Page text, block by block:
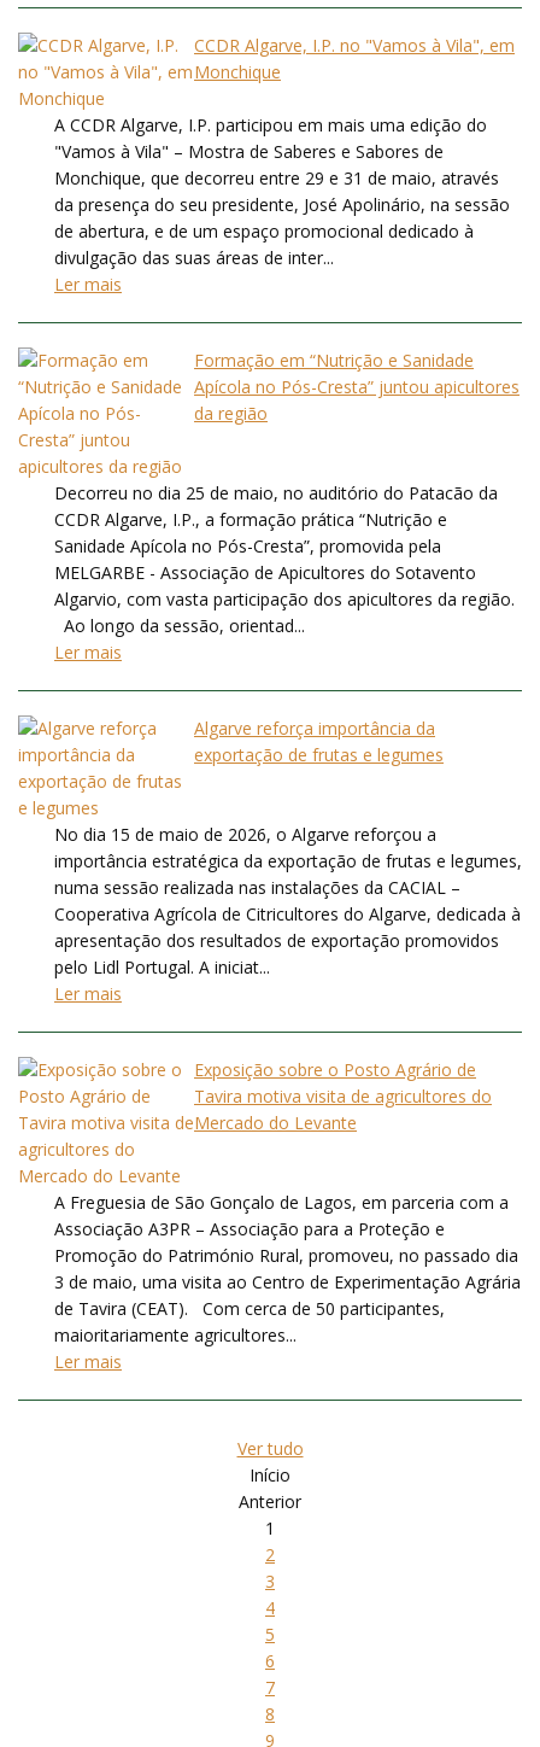
CCDR Algarve, I.P. no "Vamos à Vila", em
Monchique
A CCDR Algarve, I.P. participou em mais uma edição do
"Vamos à Vila" – Mostra de Saberes e Sabores de
Monchique, que decorreu entre 29 e 31 de maio, através
da presença do seu presidente, José Apolinário, na sessão
de abertura, e de um espaço promocional dedicado à
divulgação das suas áreas de inter...
Ler mais
Formação em “Nutrição e Sanidade
Apícola no Pós-Cresta” juntou apicultores
da região
Decorreu no dia 25 de maio, no auditório do Patacão da
CCDR Algarve, I.P., a formação prática “Nutrição e
Sanidade Apícola no Pós-Cresta”, promovida pela
MELGARBE - Associação de Apicultores do Sotavento
Algarvio, com vasta participação dos apicultores da região.
Ao longo da sessão, orientad...
Ler mais
Algarve reforça importância da
exportação de frutas e legumes
No dia 15 de maio de 2026, o Algarve reforçou a
importância estratégica da exportação de frutas e legumes,
numa sessão realizada nas instalações da CACIAL –
Cooperativa Agrícola de Citricultores do Algarve, dedicada à
apresentação dos resultados de exportação promovidos
pelo Lidl Portugal. A iniciat...
Ler mais
Exposição sobre o Posto Agrário de
Tavira motiva visita de agricultores do
Mercado do Levante
A Freguesia de São Gonçalo de Lagos, em parceria com a
Associação A3PR – Associação para a Proteção e
Promoção do Património Rural, promoveu, no passado dia
3 de maio, uma visita ao Centro de Experimentação Agrária
de Tavira (CEAT). Com cerca de 50 participantes,
maioritariamente agricultores...
Ler mais
Ver tudo
Início
Anterior
1
2
3
4
5
6
7
8
9